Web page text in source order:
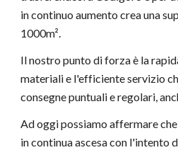
in continuo aumento crea una
1000m².
Il nostro punto di forza è la
materiali e l'efficiente servizio
consegne puntuali e regolari,
Ad oggi possiamo affermare
in continua ascesa con l'intento